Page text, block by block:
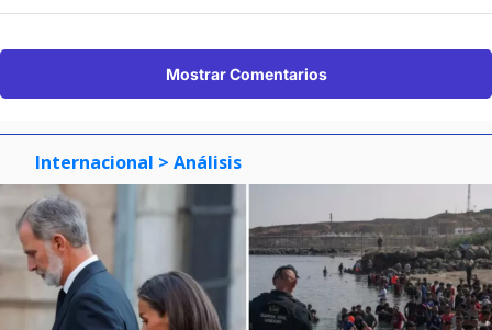
Mostrar Comentarios
Internacional > Análisis